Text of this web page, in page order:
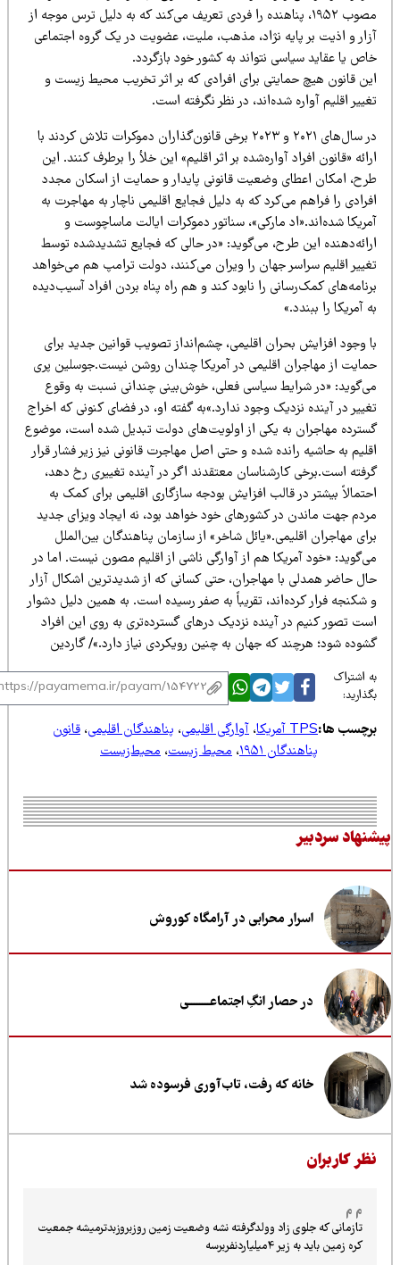
مصوب ۱۹۵۲، پناهنده را فردی تعریف می‌کند که به دلیل ترس موجه از
و اذیت بر پایه نژاد، مذهب، ملیت، عضویت در یک گروه اجتماعی
یا عقاید سیاسی نتواند به کشور خود بازگردد.
قانون هیچ حمایتی برای افرادی که بر اثر تخریب محیط زیست و
اقلیم آواره شده‌اند، در نظر نگرفته است.
در سال‌های ۲۰۲۱ و ۲۰۲۳ برخی قانون‌گذاران دموکرات تلاش کردند با
«قانون افراد آواره‌شده بر اثر اقلیم» این خلأ را برطرف کنند. این
امکان اعطای وضعیت قانونی پایدار و حمایت از اسکان مجدد
را فراهم می‌کرد که به دلیل فجایع اقلیمی ناچار به مهاجرت به
شده‌اند.«اد مارکی»، سناتور دموکرات ایالت ماساچوست و
این طرح، می‌گوید: «در حالی که فجایع تشدیدشده توسط
اقلیم سراسر جهان را ویران می‌کنند، دولت ترامپ هم می‌خواهد
کمک‌رسانی را نابود کند و هم راه پناه بردن افراد آسیب‌دیده
آمریکا را ببندد.»
وجود افزایش بحران اقلیمی، چشم‌انداز تصویب قوانین جدید برای
از مهاجران اقلیمی در آمریکا چندان روشن نیست.جوسلین پری
«در شرایط سیاسی فعلی، خوش‌بینی چندانی نسبت به وقوع
در آینده نزدیک وجود ندارد.»به گفته او، در فضای کنونی که اخراج
مهاجران به یکی از اولویت‌های دولت تبدیل شده است، موضوع
به حاشیه رانده شده و حتی اصل مهاجرت قانونی نیز زیر فشار قرار
است.برخی کارشناسان معتقدند اگر در آینده تغییری رخ دهد،
بیشتر در قالب افزایش بودجه سازگاری اقلیمی برای کمک به
جهت ماندن در کشورهای خود خواهد بود، نه ایجاد ویزای جدید
مهاجران اقلیمی.«یائل شاخر» از سازمان پناهندگان بین‌الملل
«خود آمریکا هم از آوارگی ناشی از اقلیم مصون نیست. اما در
حاضر همدلی با مهاجران، حتی کسانی که از شدیدترین اشکال آزار
شکنجه فرار کرده‌اند، تقریباً به صفر رسیده است. به همین دلیل دشوار
تصور کنیم در آینده نزدیک درهای گسترده‌تری به روی این افراد
شود؛ هرچند که جهان به چنین رویکردی نیاز دارد.»/ گاردین
اشتراک
ها:TPS آمریکا ،آوارگی اقلیمی،پناهندگان اقلیمی،قانون
پناهندگان ۱۹۵۱
،محیط زیست،محیط‌زیست
سردبیر
اسرار محرابی در آرامگاه کوروش
در حصار انگِ اجتماعــــــــی
خانه که رفت، تاب‌آوری فرسوده شد
کاربران
تازمانی که جلوی زاد وولدگرفته نشه وضعیت زمین روزبروزبدترمیشه جمعیت
کره زمین باید به زیر ۴میلیاردنفربرسه